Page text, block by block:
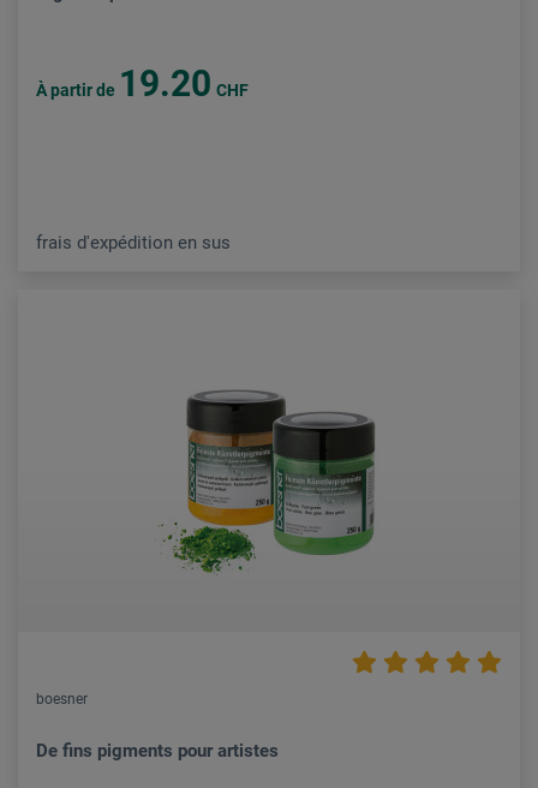
À partir de 19.20 CHF
frais d'expédition en sus
boesner
De fins pigments pour artistes